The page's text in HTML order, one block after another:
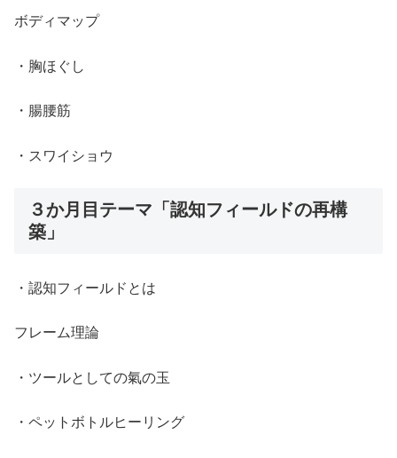
ボディマップ
・胸ほぐし
・腸腰筋
・スワイショウ
３か月目テーマ「認知フィールドの再構
築」
・認知フィールドとは
フレーム理論
・ツールとしての氣の玉
・ペットボトルヒーリング